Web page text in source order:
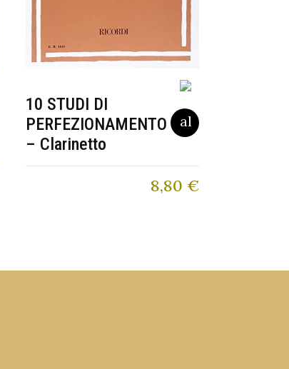
10 STUDI DI
PERFEZIONAMENTO
– Clarinetto
8,80 €